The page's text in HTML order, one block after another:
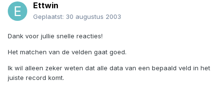
Ettwin
Geplaatst: 30 augustus 2003
Dank voor jullie snelle reacties!
Het matchen van de velden gaat goed.
Ik wil alleen zeker weten dat alle data van een bepaald veld in het
juiste record komt.